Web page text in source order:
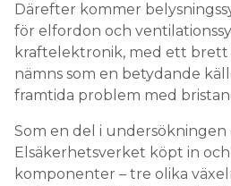
Därefter kommer
för elfordon och
kraftelektronik, med ett
nämns som en betydande
framtida problem med
Som en del i undersökningen
Elsäkerhetsverket köpt in
komponenter – tre olika